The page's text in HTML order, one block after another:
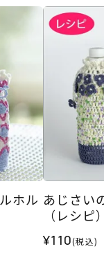
ホル あじさい
（レシピ）
¥110(税込)